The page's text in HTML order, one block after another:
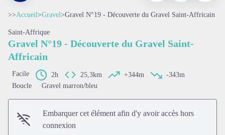
Voir l'image en plein écran
>>Accueil>Gravel>Gravel N°19 - Découverte du Gravel Saint-Affricain
Saint-Affrique
Gravel N°19 - Découverte du Gravel Saint-
Affricain
Facile 2h 25,3km +344m
-343m
Boucle
Gravel marron/bleu
Embarquer cet élément afin d'y avoir accès hors
connexion